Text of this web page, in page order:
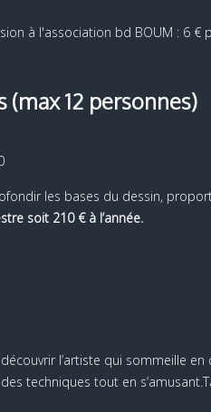
à l'association bd BOUM : 6 €
(max 12 personnes)
les bases du dessin,
soit 210 € à l’année.
l’artiste qui sommeille
techniques tout en